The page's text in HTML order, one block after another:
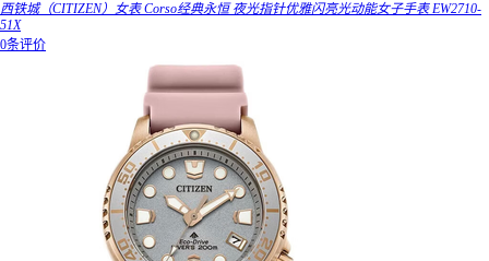
西铁城（CITIZEN）女表 Corso经典永恒 夜光指针优雅闪亮光动能女子手表 EW2710-
51X
0条评价